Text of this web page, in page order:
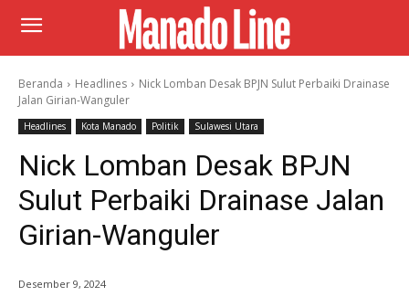
Beranda Headlines
Nick Lomban Desak BPJN Sulut Perbaiki Drainase
Jalan Girian-Wanguler
Headlines Kota Manado Politik Sulawesi Utara
Nick Lomban Desak BPJN
Sulut Perbaiki Drainase Jalan
Girian-Wanguler
Desember 9, 2024